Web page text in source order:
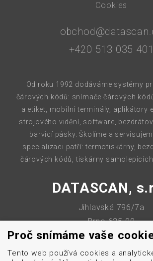
Cookies
+420 513 035 401
Od roku 1992 dodáváme systémy
čárových kódů: snímače čárových
a etiket, mobilní terminály, aplikátory
strojového vidění, software,
barvicí pásky. Školíme a
specializaci patří: termotiskárny,
čárových kódů, tiskárny
DATASCAN,
Jihlavská 796/7a
Brno 625 00
Česká republika
IČO: 47906839
Proč snímáme vaše
Tento web používá cookies a